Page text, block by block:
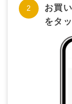
お買
をタ